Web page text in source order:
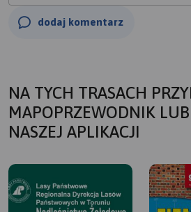
dodaj komentarz
NA TYCH TRASACH
MAPOPRZEWODNIK
NASZEJ APLIKACJI